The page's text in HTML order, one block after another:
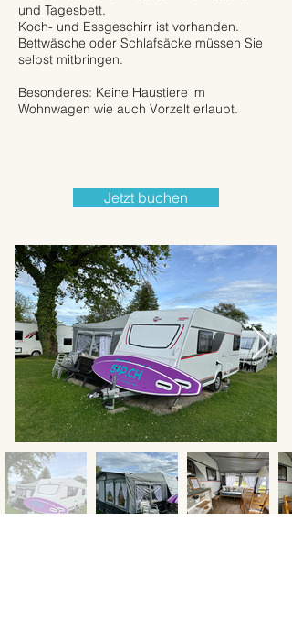
und Tagesbett.
Koch- und Essgeschirr ist vorhanden.
Bettwäsche oder Schlafsäcke müssen Sie
selbst mitbringen.
Besonderes: Keine Haustiere im
Wohnwagen wie auch Vorzelt erlaubt.
Jetzt buchen